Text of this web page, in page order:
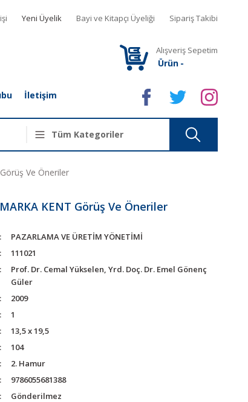
Yeni Üyelik Bayi ve Kitapçı Üyeliği Sipariş Takibi
Alışveriş Sepetim
Ürün -
İletişim
Ve Öneriler
KENT Görüş Ve Öneriler
PAZARLAMA VE ÜRETİM YÖNETİMİ
111021
Prof. Dr. Cemal Yükselen, Yrd. Doç. Dr. Emel Gönenç
Güler
2009
1
13,5 x 19,5
104
2. Hamur
9786055681388
Gönderilmez